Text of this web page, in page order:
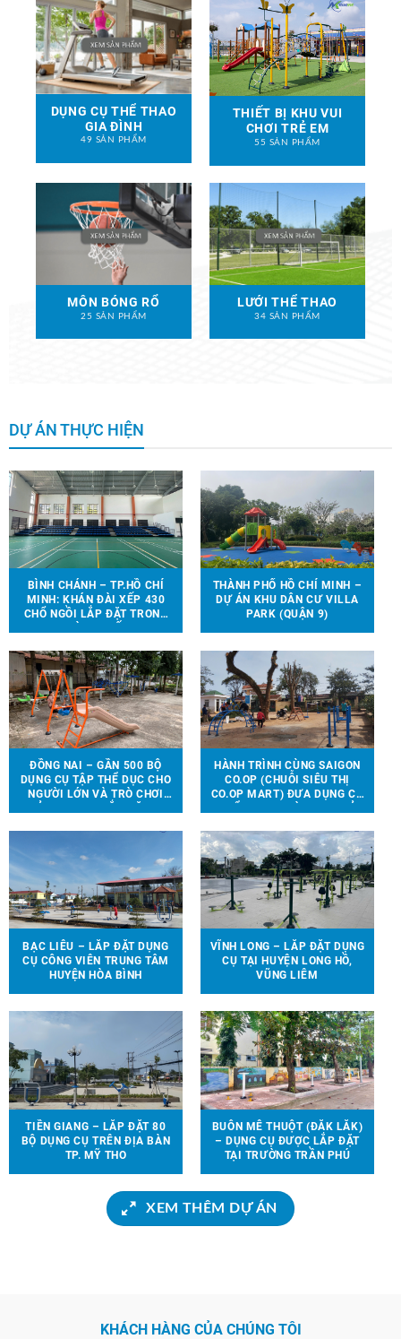
DỤNG CỤ THỂ THAO
GIA ĐÌNH
49 SẢN PHẨM
THIẾT BỊ KHU VUI
CHƠI TRẺ EM
55 SẢN PHẨM
MÔN BÓNG RỔ
25 SẢN PHẨM
LƯỚI THỂ THAO
34 SẢN PHẨM
DỰ ÁN THỰC HIỆN
BÌNH CHÁNH – TP.HỒ CHÍ
MINH: KHÁN ĐÀI XẾP 430
CHỔ NGỒI LẮP ĐẶT TRONG
THÀNH PHỐ HỒ CHÍ MINH –
DỰ ÁN KHU DÂN CƯ VILLA
PARK (QUẬN 9)
ĐỒNG NAI – GẦN 500 BỘ
DỤNG CỤ TẬP THỂ DỤC CHO
NGƯỜI LỚN VÀ TRÒ CHƠI
HÀNH TRÌNH CÙNG SAIGON
CO.OP (CHUỖI SIÊU THỊ
CO.OP MART) ĐƯA DỤNG CỤ
HỌC TẠI 6 TỈNH THÀNH
BẠC LIÊU – LẮP ĐẶT DỤNG
CỤ CÔNG VIÊN TRUNG TÂM
HUYỆN HÒA BÌNH
VĨNH LONG – LẮP ĐẶT DỤNG
CỤ TẠI HUYỆN LONG HỒ,
VŨNG LIÊM
TIỀN GIANG – LẮP ĐẶT 80
BỘ DỤNG CỤ TRÊN ĐỊA BÀN
TP. MỸ THO
BUÔN MÊ THUỘT (ĐẮK LẮK)
– DỤNG CỤ ĐƯỢC LẮP ĐẶT
TẠI TRƯỜNG TRẦN PHÚ
XEM THÊM DỰ ÁN
KHÁCH HÀNG CỦA CHÚNG TÔI